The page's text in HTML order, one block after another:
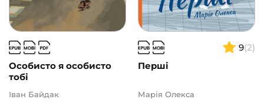
Особисто я особисто
тобі
Іван Байдак
9(2)
Перші
Марія Олекса